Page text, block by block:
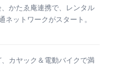
かたゑ庵連携で、レンタル
ネットワークがスタート。
カヤック＆電動バイクで満